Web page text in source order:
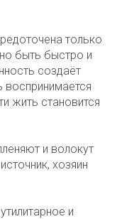
только
быть быстро и
создаёт
воспринимается
жить становится
и волокут
хозяин
и